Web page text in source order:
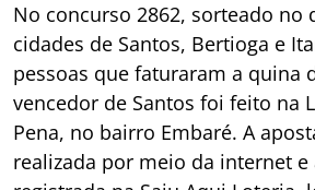
No concurso 2862, sorteado no
cidades de Santos, Bertioga e
pessoas que faturaram a quina
vencedor de Santos foi feito na
Pena, no bairro Embaré. A
realizada por meio da internet